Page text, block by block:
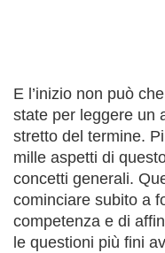
E l’inizio non può
state per leggere un
stretto del termine.
mille aspetti di
concetti generali.
cominciare subito a
competenza e di
le questioni più fini